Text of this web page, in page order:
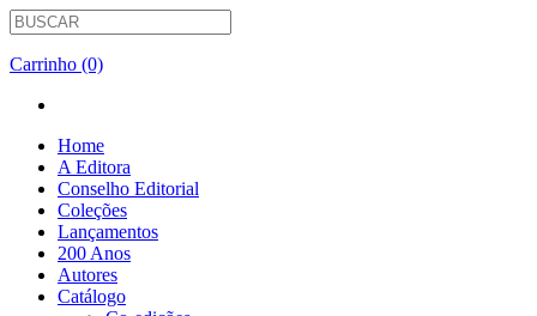
Carrinho (0)
Home
A Editora
Conselho Editorial
Coleções
Lançamentos
200 Anos
Autores
Catálogo